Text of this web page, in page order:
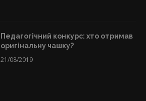
Педагогічний конкурс: хто отримав
оригінальну чашку?
21/08/2019